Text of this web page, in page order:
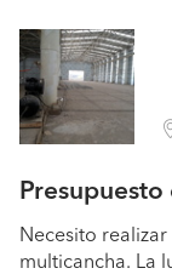
Necesito realizar
multicancha. La